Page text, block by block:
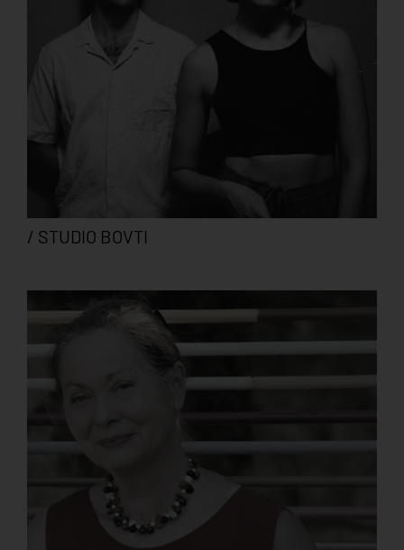
/ STUDIO BOVTI